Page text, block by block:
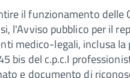
il funzionamento
l'Avviso pubblico per il
medico-legali, inclusa
bis del c.p.c.I
e documento di